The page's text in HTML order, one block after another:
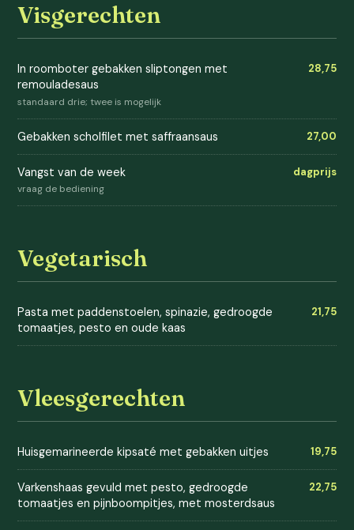
Visgerechten
In roomboter gebakken sliptongen met
remouladesaus
standaard drie; twee is mogelijk
28,75
Gebakken scholfilet met saffraansaus 27,00
Vangst van de week
vraag de bediening
dagprijs
Vegetarisch
Pasta met paddenstoelen, spinazie, gedroogde
tomaatjes, pesto en oude kaas
21,75
Vleesgerechten
Huisgemarineerde kipsaté met gebakken uitjes 19,75
Varkenshaas gevuld met pesto, gedroogde
tomaatjes en pijnboompitjes, met mosterdsaus
22,75